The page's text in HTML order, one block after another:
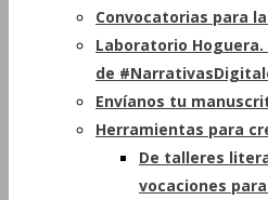
Convocatorias para
Laboratorio
de
Envíanos tu
Herramientas para
De talleres
vocaciones